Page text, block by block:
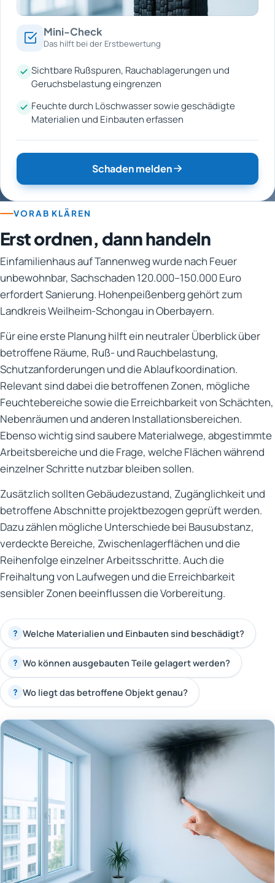
Mini-Check
Das hilft bei der Erstbewertung
Sichtbare Rußspuren, Rauchablagerungen und
Geruchsbelastung eingrenzen
Feuchte durch Löschwasser sowie geschädigte
Materialien und Einbauten erfassen
Schaden melden
VORAB KLÄREN
Erst ordnen, dann handeln
Einfamilienhaus auf Tannenweg wurde nach Feuer
unbewohnbar, Sachschaden 120.000–150.000 Euro
erfordert Sanierung. Hohenpeißenberg gehört zum
Landkreis Weilheim-Schongau in Oberbayern.
Für eine erste Planung hilft ein neutraler Überblick über
betroffene Räume, Ruß- und Rauchbelastung,
Schutzanforderungen und die Ablaufkoordination.
Relevant sind dabei die betroffenen Zonen, mögliche
Feuchtebereiche sowie die Erreichbarkeit von Schächten,
Nebenräumen und anderen Installationsbereichen.
Ebenso wichtig sind saubere Materialwege, abgestimmte
Arbeitsbereiche und die Frage, welche Flächen während
einzelner Schritte nutzbar bleiben sollen.
Zusätzlich sollten Gebäudezustand, Zugänglichkeit und
betroffene Abschnitte projektbezogen geprüft werden.
Dazu zählen mögliche Unterschiede bei Bausubstanz,
verdeckte Bereiche, Zwischenlagerflächen und die
Reihenfolge einzelner Arbeitsschritte. Auch die
Freihaltung von Laufwegen und die Erreichbarkeit
sensibler Zonen beeinflussen die Vorbereitung.
? Welche Materialien und Einbauten sind beschädigt?
? Wo können ausgebauten Teile gelagert werden?
? Wo liegt das betroffene Objekt genau?